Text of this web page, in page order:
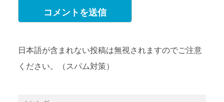
日本語が含まれない投稿は無視されますのでご注意
ください。（スパム対策）